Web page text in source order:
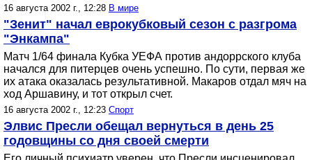
16 августа 2002 г., 12:28 В мире
"Зенит" начал еврокубковый сезон с разгрома
"Энкампа"
Матч 1/64 финала Кубка УЕФА против андоррcкого клуба
начался для питерцев очень успешно. По сути, первая же
их атака оказалась результативной. Макаров отдал мяч на
ход Аршавину, и тот открыл счет.
16 августа 2002 г., 12:23 Спорт
Элвис Пресли обещал вернуться в день 25
годовщины со дня своей смерти